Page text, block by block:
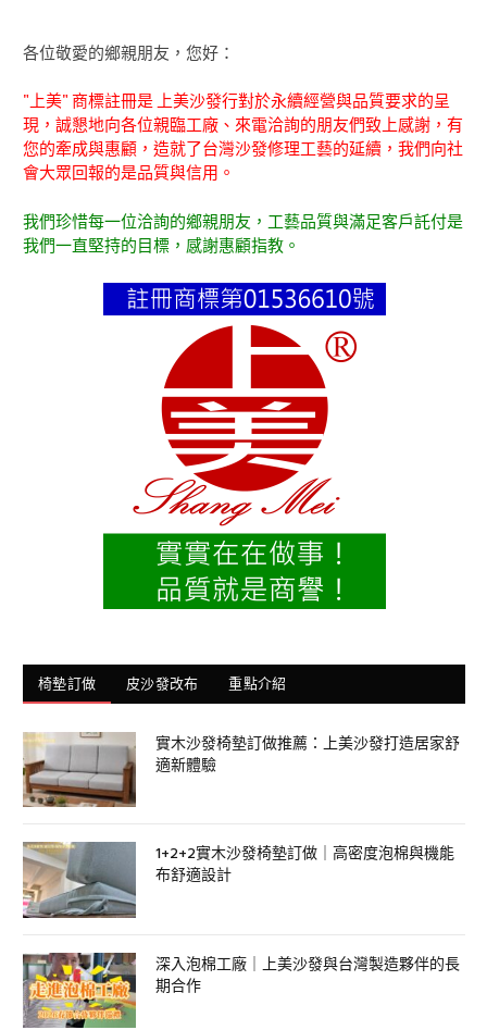
各位敬愛的鄉親朋友，您好：
"上美" 商標註冊是 上美沙發行對於永續經營與品質要求的呈
現，誠懇地向各位親臨工廠、來電洽詢的朋友們致上感謝，有
您的牽成與惠顧，造就了台灣沙發修理工藝的延續，我們向社
會大眾回報的是品質與信用。
我們珍惜每一位洽詢的鄉親朋友，工藝品質與滿足客戶託付是
我們一直堅持的目標，感謝惠顧指教。
椅墊訂做 皮沙發改布 重點介紹
實木沙發椅墊訂做推薦：上美沙發打造居家舒
適新體驗
1+2+2實木沙發椅墊訂做｜高密度泡棉與機能
布舒適設計
深入泡棉工廠｜上美沙發與台灣製造夥伴的長
期合作